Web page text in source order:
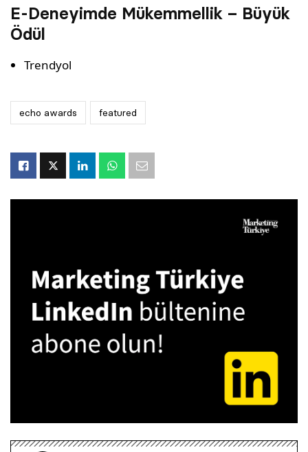
E-Deneyimde Mükemmellik – Büyük
Ödül
Trendyol
echo awards featured